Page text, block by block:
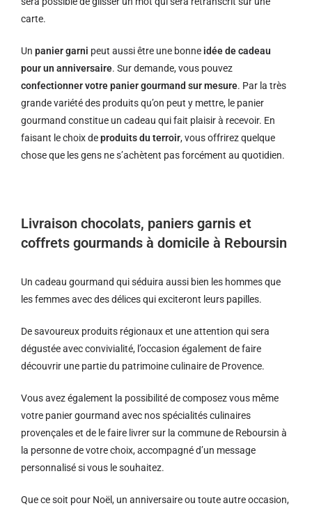
carte.
Un panier garni peut aussi être une bonne idée de cadeau
pour un anniversaire. Sur demande, vous pouvez
confectionner votre panier gourmand sur mesure. Par la très
grande variété des produits qu’on peut y mettre, le panier
gourmand constitue un cadeau qui fait plaisir à recevoir. En
faisant le choix deproduits du terroir, vous offrirez quelque
chose que les gens ne s’achètent pas forcément au quotidien.
Livraison chocolats, paniers garnis et
coffrets gourmands à domicile à Reboursin
Un cadeau gourmand qui séduira aussi bien les hommes que
les femmes avec des délices qui exciteront leurs papilles.
De savoureux produits régionaux et une attention qui sera
dégustée avec convivialité, l’occasion également de faire
découvrir une partie du patrimoine culinaire de Provence.
Vous avez également la possibilité de composez vous même
votre panier gourmand avec nos spécialités culinaires
provençales et de le faire livrer sur la commune de Reboursin à
la personne de votre choix, accompagné d’un message
personnalisé si vous le souhaitez.
Que ce soit pour Noël, un anniversaire ou toute autre occasion,